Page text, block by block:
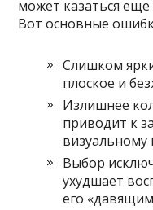
может казаться
Вот основные
Слишком
плоское и
Излишнее
приводит к
визуальному
Выбор
ухудшает
его